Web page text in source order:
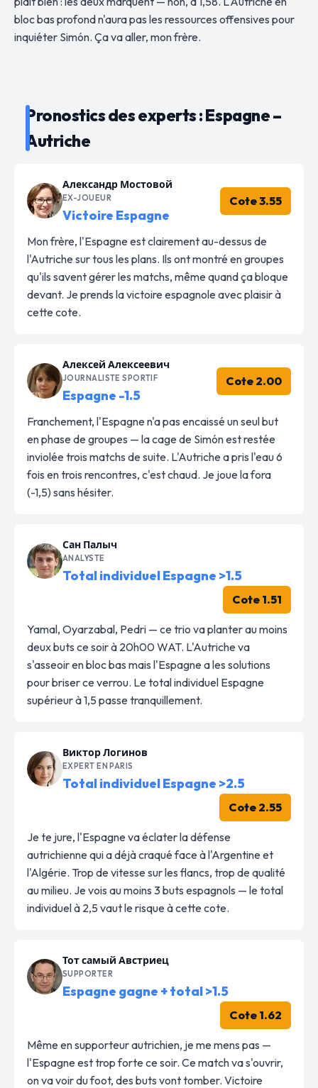
bloc bas profond n'aura pas les ressources offensives pour
inquiéter Simón. Ça va aller, mon frère.
Pronostics des experts : Espagne –
Autriche
Александр Мостовой
EX-JOUEUR
Victoire Espagne
Cote 3.55
Mon frère, l'Espagne est clairement au-dessus de
l'Autriche sur tous les plans. Ils ont montré en groupes
qu'ils savent gérer les matchs, même quand ça bloque
devant. Je prends la victoire espagnole avec plaisir à
cette cote.
Алексей Алексеевич
JOURNALISTE SPORTIF
Espagne -1.5
Cote 2.00
Franchement, l'Espagne n'a pas encaissé un seul but
en phase de groupes — la cage de Simón est restée
inviolée trois matchs de suite. L'Autriche a pris l'eau 6
fois en trois rencontres, c'est chaud. Je joue la fora
(-1,5) sans hésiter.
Сан Палыч
ANALYSTE
Total individuel Espagne >1.5
Cote 1.51
Yamal, Oyarzabal, Pedri — ce trio va planter au moins
deux buts ce soir à 20h00 WAT. L'Autriche va
s'asseoir en bloc bas mais l'Espagne a les solutions
pour briser ce verrou. Le total individuel Espagne
supérieur à 1,5 passe tranquillement.
Виктор Логинов
EXPERT EN PARIS
Total individuel Espagne >2.5
Cote 2.55
Je te jure, l'Espagne va éclater la défense
autrichienne qui a déjà craqué face à l'Argentine et
l'Algérie. Trop de vitesse sur les flancs, trop de qualité
au milieu. Je vois au moins 3 buts espagnols — le total
individuel à 2,5 vaut le risque à cette cote.
Тот самый Австриец
SUPPORTER
Espagne gagne + total >1.5
Cote 1.62
Même en supporteur autrichien, je me mens pas —
l'Espagne est trop forte ce soir. Ce match va s'ouvrir,
on va voir du foot, des buts vont tomber. Victoire